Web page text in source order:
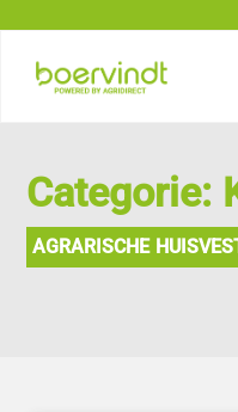
Categorie:
AGRARISCHE